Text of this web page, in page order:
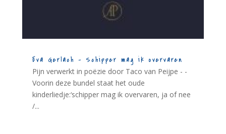
Eva Gerlach – Schipper mag ik overvaren
Pijn verwerkt in poëzie door Taco van Peijpe - -
Voorin deze bundel staat het oude
kinderliedje:‘schipper mag ik overvaren, ja of nee
/...